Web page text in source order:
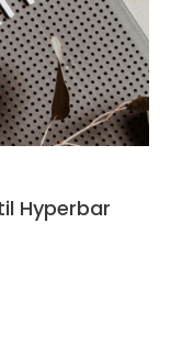
Hyperbar